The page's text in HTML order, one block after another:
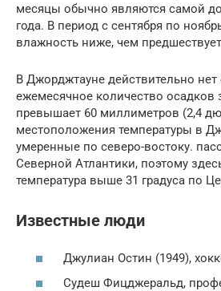
месяцы обычно являются самой
года. В период с сентября по
влажность ниже, чем
В Джорджтауне действительно нет
ежемесячное количество осадков
превышает 60 миллиметров (2,4
местоположения температуры в
умеренные по северо-востоку.
Северной Атлантики, поэтому
температура выше 31 градуса по
Известные люди
Джулиан Остин (1949),
Судеш Фицджеральд,